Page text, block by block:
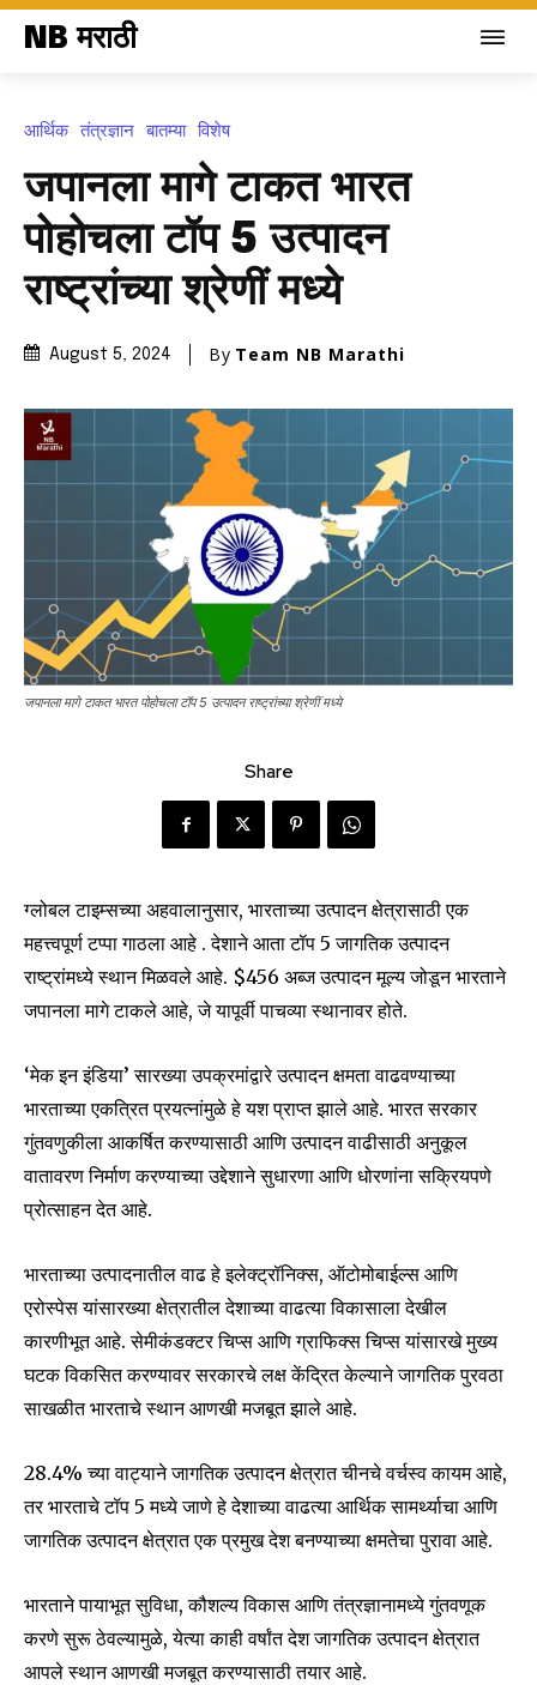
SUBSCRIBERS and be part of the
conversation.
To subscribe, simply enter your email address on our website
your privacy and won't spam your inbox. Your information is
safe with us.
NB मराठी
आर्थिक तंत्रज्ञान बातम्या विशेष
जपानला मागे टाकत भारत
पोहोचला टॉप 5 उत्पादन
राष्ट्रांच्या श्रेणीं मध्ये
August 5, 2024 By Team NB Marathi
जपानला मागे टाकत भारत पोहोचला टॉप 5 उत्पादन राष्ट्रांच्या श्रेणीं मध्ये
Share
ग्लोबल टाइम्सच्या अहवालानुसार, भारताच्या उत्पादन क्षेत्रासाठी एक
महत्त्वपूर्ण टप्पा गाठला आहे . देशाने आता टॉप 5 जागतिक उत्पादन
राष्ट्रांमध्ये स्थान मिळवले आहे. $456 अब्ज उत्पादन मूल्य जोडून भारताने
जपानला मागे टाकले आहे, जे यापूर्वी पाचव्या स्थानावर होते.
‘मेक इन इंडिया’ सारख्या उपक्रमांद्वारे उत्पादन क्षमता वाढवण्याच्या
भारताच्या एकत्रित प्रयत्नांमुळे हे यश प्राप्त झाले आहे. भारत सरकार
गुंतवणुकीला आकर्षित करण्यासाठी आणि उत्पादन वाढीसाठी अनुकूल
वातावरण निर्माण करण्याच्या उद्देशाने सुधारणा आणि धोरणांना सक्रियपणे
प्रोत्साहन देत आहे.
भारताच्या उत्पादनातील वाढ हे इलेक्ट्रॉनिक्स, ऑटोमोबाईल्स आणि
एरोस्पेस यांसारख्या क्षेत्रातील देशाच्या वाढत्या विकासाला देखील
कारणीभूत आहे. सेमीकंडक्टर चिप्स आणि ग्राफिक्स चिप्स यांसारखे मुख्य
घटक विकसित करण्यावर सरकारचे लक्ष केंद्रित केल्याने जागतिक पुरवठा
साखळीत भारताचे स्थान आणखी मजबूत झाले आहे.
28.4% च्या वाट्याने जागतिक उत्पादन क्षेत्रात चीनचे वर्चस्व कायम आहे,
तर भारताचे टॉप 5 मध्ये जाणे हे देशाच्या वाढत्या आर्थिक सामर्थ्याचा आणि
जागतिक उत्पादन क्षेत्रात एक प्रमुख देश बनण्याच्या क्षमतेचा पुरावा आहे.
भारताने पायाभूत सुविधा, कौशल्य विकास आणि तंत्रज्ञानामध्ये गुंतवणूक
करणे सुरू ठेवल्यामुळे, येत्या काही वर्षांत देश जागतिक उत्पादन क्षेत्रात
आपले स्थान आणखी मजबूत करण्यासाठी तयार आहे.